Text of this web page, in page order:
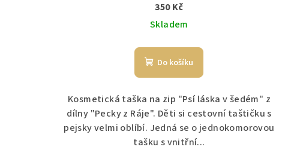
350 Kč
Skladem
Do košíku
Kosmetická taška na zip "Psí láska v šedém" z
dílny "Pecky z Ráje". Děti si cestovní taštičku s
pejsky velmi oblíbí. Jedná se o jednokomorovou
tašku s vnitřní...